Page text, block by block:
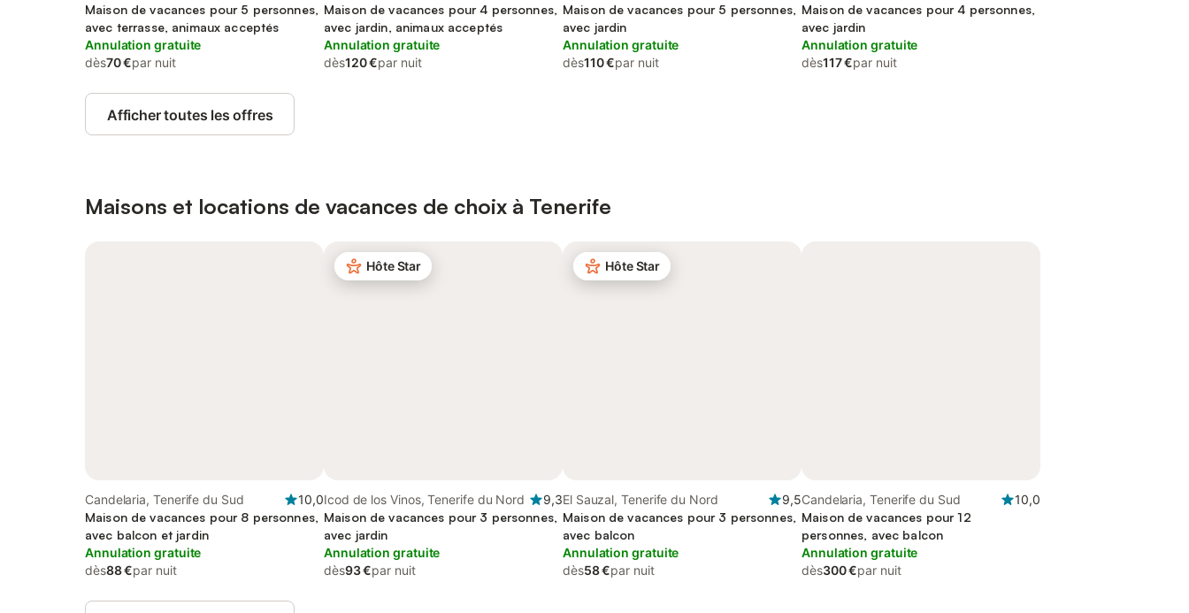
Maison de vacances pour 5 personnes,
avec terrasse, animaux acceptés
Annulation gratuite
dès70 €par nuit
Maison de vacances pour 4 personnes,
avec jardin, animaux acceptés
Annulation gratuite
dès120 €par nuit
Maison de vacances pour 5 personnes,
avec jardin
Annulation gratuite
dès110 €par nuit
Sud
Maison de vacances pour 4 personnes,
avec jardin
Annulation gratuite
dès117 €par nuit
Afficher toutes les offres
Maisons et locations de vacances de choix à Tenerife
Candelaria, Tenerife du Sud
10,0
Maison de vacances pour 8 personnes,
avec balcon et jardin
Annulation gratuite
dès88 €par nuit
Hôte Star
Icod de los Vinos, Tenerife du Nord
9,3
Maison de vacances pour 3 personnes,
avec jardin
Annulation gratuite
dès93 €par nuit
Hôte Star
El Sauzal, Tenerife du Nord
9,5
Maison de vacances pour 3 personnes,
avec balcon
Annulation gratuite
dès58 €par nuit
Candelaria, Tenerife du Sud
10,0
Maison de vacances pour 12
personnes, avec balcon
Annulation gratuite
dès300 €par nuit